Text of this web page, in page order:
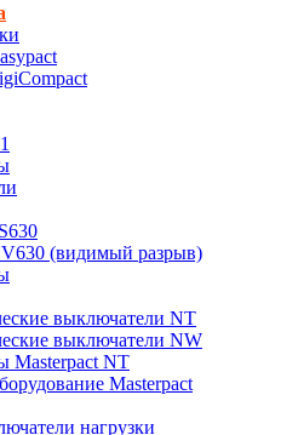
(видимый разрыв)
выключатели NT
выключатели NW
Masterpact NT
Masterpact
нагрузки